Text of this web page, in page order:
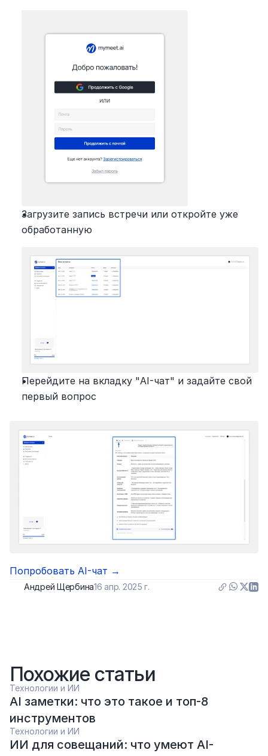
Загрузите запись встречи или откройте уже
обработанную
Перейдите на вкладку "AI-чат" и задайте свой
первый вопрос
Попробовать AI-чат →
Андрей Щербина16 апр. 2025 г.
Похожие статьи
Технологии и ИИ
AI заметки: что это такое и топ-8
инструментов
Технологии и ИИ
ИИ для совещаний: что умеют AI-